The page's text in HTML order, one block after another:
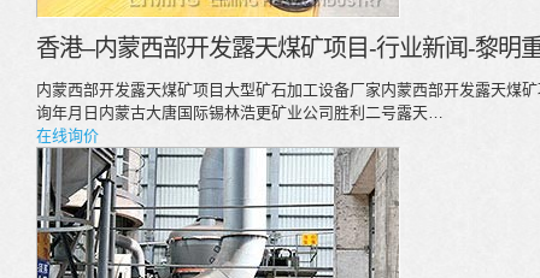
香港–内蒙西部开发露天煤矿项目-行业新闻-黎明
内蒙西部开发露天煤矿项目大型矿石加工设备厂家内蒙西部开发露天煤
询年月日内蒙古大唐国际锡林浩更矿业公司胜利二号露天…
在线询价